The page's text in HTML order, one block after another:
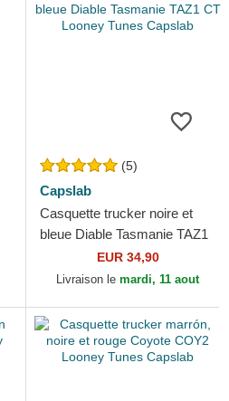
(5)
Capslab
Casquette trucker noire et
bleue Diable Tasmanie TAZ1
CT Looney Tunes Capslab
EUR 34,90
Livraison le mardi, 11 aout